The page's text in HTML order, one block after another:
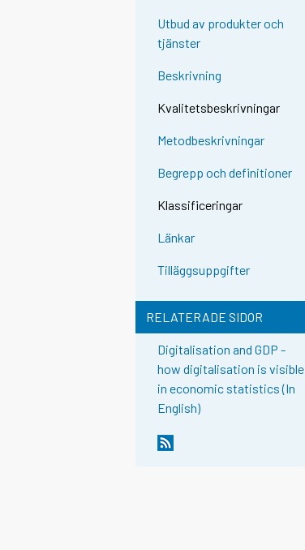
Utbud av produkter och
tjänster
Beskrivning
Kvalitetsbeskrivningar
Metodbeskrivningar
Begrepp och definitioner
Klassificeringar
Länkar
Tilläggsuppgifter
RELATERADE SIDOR
Digitalisation and GDP -
how digitalisation is visible
in economic statistics (In
English)